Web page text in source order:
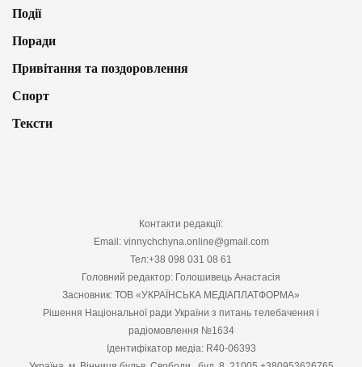
Події
Поради
Привітання та поздоровлення
Спорт
Тексти
Контакти редакції:
Email: vinnychchyna.online@gmail.com
Тел:+38 098 031 08 61
Головний редактор: Голошивець Анастасія
Засновник: ТОВ «УКРАЇНСЬКА МЕДІАПЛАТФОРМА»
Рішення Національної ради України з питань телебачення і
радіомовлення №1634
Ідентифікатор медіа: R40-06393